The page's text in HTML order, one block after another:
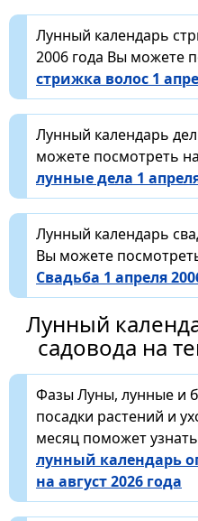
Лунный календарь
2006 года Вы можете
стрижка волос 1
Лунный календарь
можете посмотреть
лунные дела 1
Лунный календарь
Вы можете
Свадьба 1 апреля
Лунный
садовода на
Фазы Луны, лунные и
посадки растений и
месяц поможет узнать
лунный календарь
на август 2026 года